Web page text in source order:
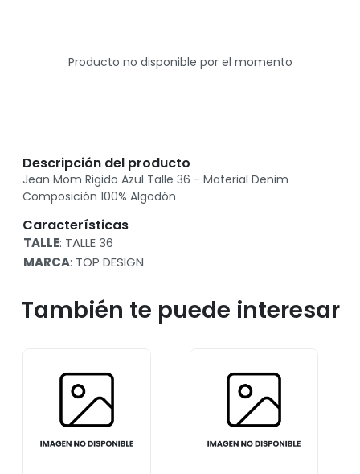
Producto no disponible por el momento
Descripción del producto
Jean Mom Rigido Azul Talle 36 - Material Denim
Composición 100% Algodón
Características
TALLE: TALLE 36
MARCA: TOP DESIGN
También te puede interesar